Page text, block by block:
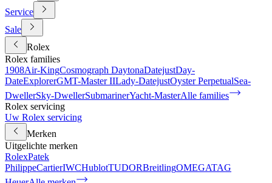
Service
Sale
Rolex
Rolex families
1908Air-KingCosmograph DaytonaDatejustDay-
DateExplorerGMT-Master IILady-DatejustOyster PerpetualSea-
DwellerSky-DwellerSubmarinerYacht-MasterAlle families
Rolex servicing
Uw Rolex servicing
Merken
Uitgelichte merken
RolexPatek
PhilippeCartierIWCHublotTUDORBreitlingOMEGATAG